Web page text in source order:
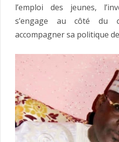
l’emploi des jeunes,
s’engage au côté du
accompagner sa politique